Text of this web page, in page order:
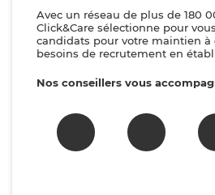
Avec un réseau de plus de 180
Click&Care sélectionne pour
candidats pour votre maintien à
besoins de recrutement en
Nos conseillers vous